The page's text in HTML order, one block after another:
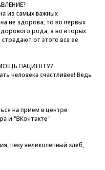
из самых важных
не здорова, то во первых
рода, а во вторых
от этого все её
ПАЦИЕНТУ?
человека счастливее! Ведь
на прием в центре
и "ВКонтакте"
пеку великолепный хлеб,